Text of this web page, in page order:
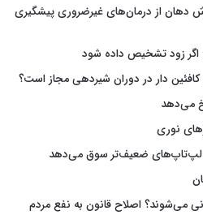
از درمان‌های غیرضروری پیشگیری
اگر زود تشخیص داده شود
دار در دوران شیردهی مجاز است؟
نوری
لپ‌تاپ‌های ضعیف‌تر سوق می‌دهد
می‌شوند؟ اصلاح قانون به نفع مردم